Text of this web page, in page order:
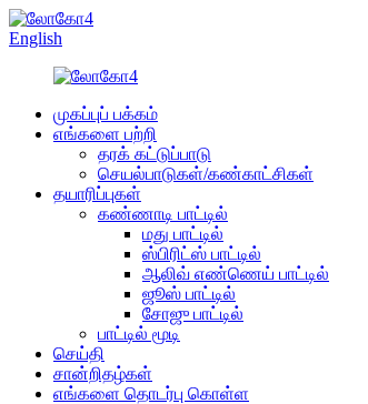
English
முகப்புப் பக்கம்
எங்களை பற்றி
தரக் கட்டுப்பாடு
செயல்பாடுகள்/கண்காட்சிகள்
தயாரிப்புகள்
கண்ணாடி பாட்டில்
மது பாட்டில்
ஸ்பிரிட்ஸ் பாட்டில்
ஆலிவ் எண்ணெய் பாட்டில்
ஜூஸ் பாட்டில்
சோஜு பாட்டில்
பாட்டில் மூடி
செய்தி
சான்றிதழ்கள்
எங்களை தொடர்பு கொள்ள